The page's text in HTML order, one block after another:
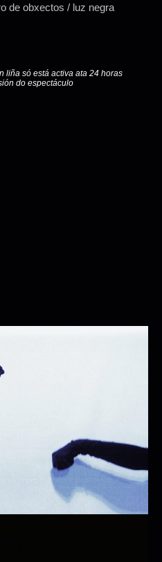
de obxectos / luz negra
liña só está activa ata 24 horas
do espectáculo